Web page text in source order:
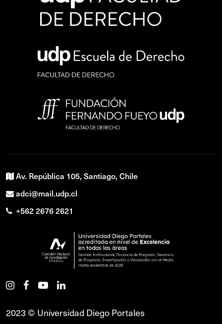
Av. República 105, Santiago, Chile
adci@mail.udp.cl
+562 2676 2621
2023 © Universidad Diego Portales